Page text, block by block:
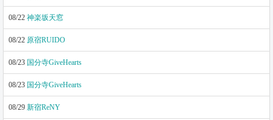
08/22 神楽坂天窓
08/22 原宿RUIDO
08/23 国分寺GiveHearts
08/23 国分寺GiveHearts
08/29 新宿ReNY